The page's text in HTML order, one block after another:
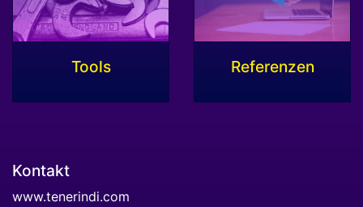
Tools Referenzen
Kontakt
www.tenerindi.com